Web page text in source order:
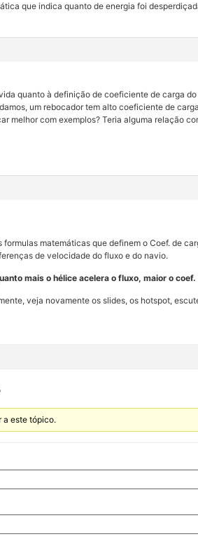
que indica quanto de energia foi
quanto à definição de coeficiente de carga
um rebocador tem alto coeficiente de
melhor com exemplos? Teria alguma relação
formulas matemáticas que definem o Coef. de
de velocidade do fluxo e do navio.
mais o hélice acelera o fluxo, maior o
veja novamente os slides, os hotspot,
a este tópico.